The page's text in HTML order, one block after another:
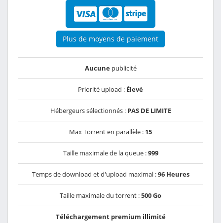
Plus de moyens de paiement
Aucunepublicité
Priorité upload : Élevé
Hébergeurs sélectionnés : PAS DE LIMITE
Max Torrent en parallèle : 15
Taille maximale de la queue :999
Temps de download et d'upload maximal :96 Heures
Taille maximale du torrent :500 Go
Téléchargement premium illimité